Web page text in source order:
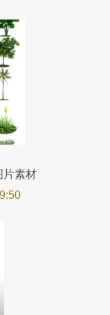
片素材
自然